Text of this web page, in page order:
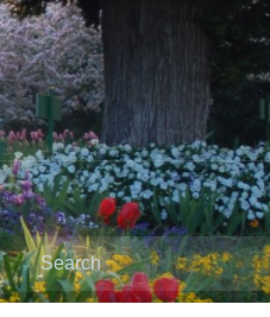
Search
for: